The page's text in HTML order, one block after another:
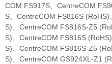
COM FS917S、CentreCOM
S、CentreCOM FS816S
S)、CentreCOM FS816S-Z5
S)、CentreCOM FS816S
S)、CentreCOM FS816S-Z5
S)、CentreCOM GS924XL-Z1